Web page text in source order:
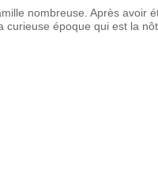
nombreuse. Après avoir
curieuse époque qui est la